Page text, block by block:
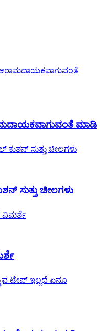
ಮಾಡಿ
ಸುತ್ತು ಚೀಲಗಳು